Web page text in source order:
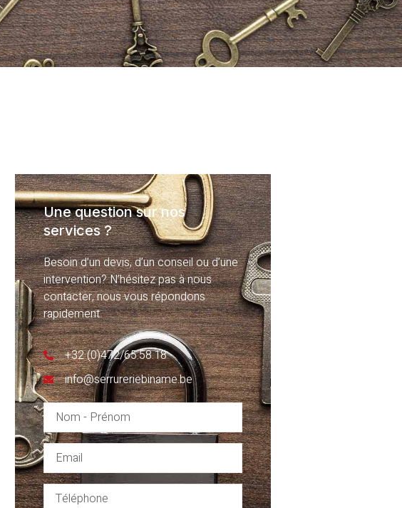
Une question sur nos
services ?
Besoin d’un devis, d’un conseil ou d’une
intervention? N’hésitez pas à nous
contacter, nous vous répondons
rapidement.
+32 (0)472/65.58.18
info@serrureriebiname.be